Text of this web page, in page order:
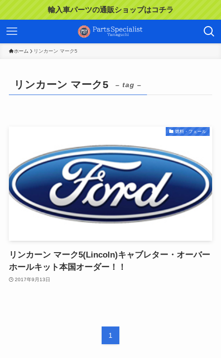
輸入車パーツの通販ショップはコチラ
ホーム リンカーン マーク5
リンカーン マーク5 – tag –
燃料・フェール
リンカーン マーク5(Lincoln)キャブレター・オーバー
ホールキット本国オーダー！！
2017年9月13日
1